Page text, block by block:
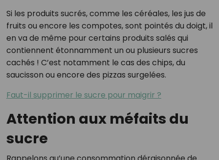
Si les produits sucrés, comme les céréales, les jus de
fruits ou encore les compotes, sont pointés du doigt, il
en va de même pour certains produits salés qui
contiennent étonnamment un ou plusieurs sucres
cachés ! C’est notamment le cas des chips, du
saucisson ou encore des pizzas surgelées.
Faut-il supprimer le sucre pour maigrir ?
Attention aux méfaits du
sucre